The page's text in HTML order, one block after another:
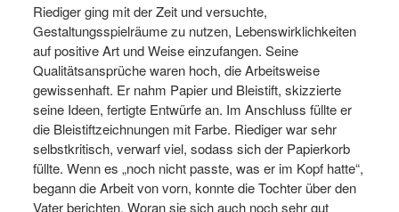
Riediger ging mit der Zeit und versuchte,
Gestaltungsspielräume zu nutzen, Lebenswirklichkeiten
auf positive Art und Weise einzufangen. Seine
Qualitätsansprüche waren hoch, die Arbeitsweise
gewissenhaft. Er nahm Papier und Bleistift, skizzierte
seine Ideen, fertigte Entwürfe an. Im Anschluss füllte er
die Bleistiftzeichnungen mit Farbe. Riediger war sehr
selbstkritisch, verwarf viel, sodass sich der Papierkorb
füllte. Wenn es „noch nicht passte, was er im Kopf hatte“,
begann die Arbeit von vorn, konnte die Tochter über den
Vater berichten. Woran sie sich auch noch sehr gut